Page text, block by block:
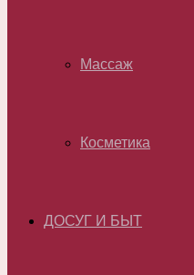
Массаж
Косметика
ДОСУГ И БЫТ